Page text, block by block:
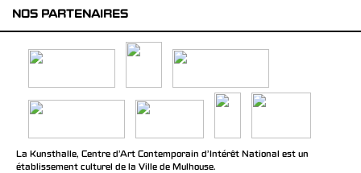
NOS PARTENAIRES
La Kunsthalle, Centre d’Art Contemporain d’Intérêt National est un
établissement culturel de la Ville de Mulhouse.